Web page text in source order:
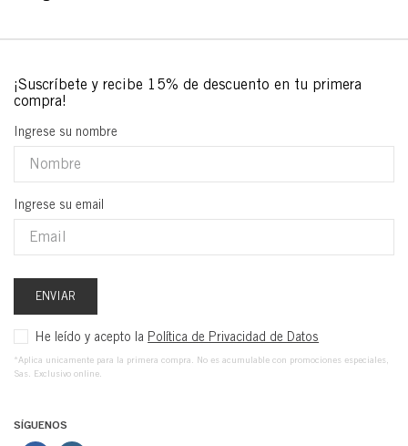
Ingrese su nombre
Ingrese su email
ENVIAR
He leído y acepto la Política de Privacidad de Datos
*Aplica unicamente para la primera compra. No es acumulable con promociones especiales,
Sas. Exclusivo online.
SÍGUENOS